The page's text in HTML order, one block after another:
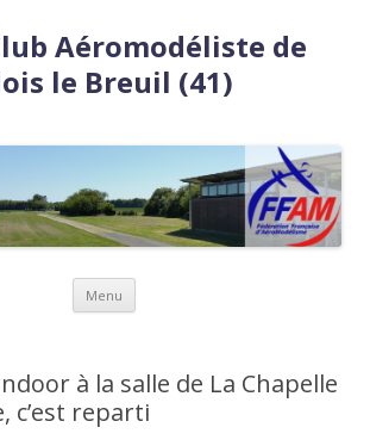
Aéromodéliste de
le Breuil (41)
Menu Aller
à la salle de La Chapelle
c’est reparti